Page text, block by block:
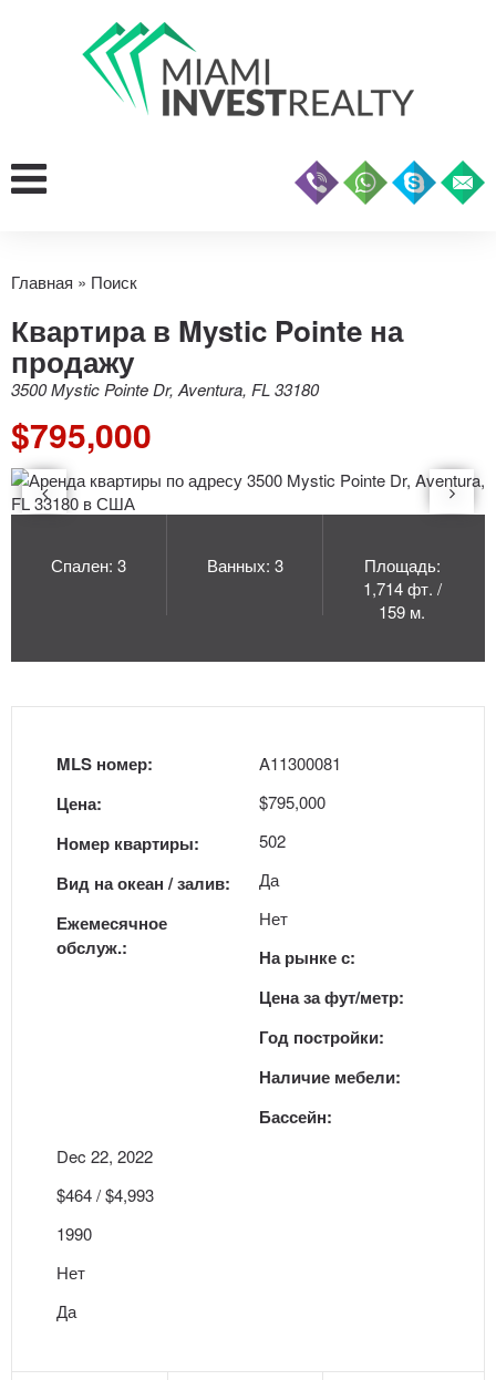
Главная » Поиск
Квартира в Mystic Pointe на
продажу
3500 Mystic Pointe Dr, Aventura, FL 33180
$795,000
Спален: 3 Ванных: 3
Площадь:
1,714 фт. /
159 м.
MLS номер:
Цена:
Номер квартиры:
Вид на океан / залив:
Ежемесячное
обслуж.:
A11300081
$795,000
502
Да
Нет
На рынке с:
Цена за фут/метр:
Год постройки:
Наличие мебели:
Бассейн:
Dec 22, 2022
$464 / $4,993
1990
Нет
Да